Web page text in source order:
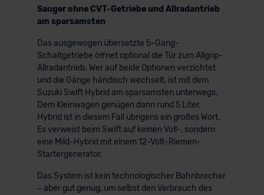
Sauger ohne CVT-Getriebe und Allradantrieb
am sparsamsten
Das ausgewogen übersetzte 5-Gang-
Schaltgetriebe öffnet optional die Tür zum Allgrip-
Allradantrieb. Wer auf beide Optionen verzichtet
und die Gänge händisch wechselt, ist mit dem
Suzuki Swift Hybrid am sparsamsten unterwegs.
Dem Kleinwagen genügen dann rund 5 Liter.
Hybrid ist in diesem Fall übrigens ein großes Wort.
Es verweist beim Swift auf keinen Voll-, sondern
eine Mild-Hybrid mit einem 12-Volt-Riemen-
Startergenerator.
Das System ist kein technologischer Bahnbrecher
– aber gut genug, um selbst den Verbrauch des